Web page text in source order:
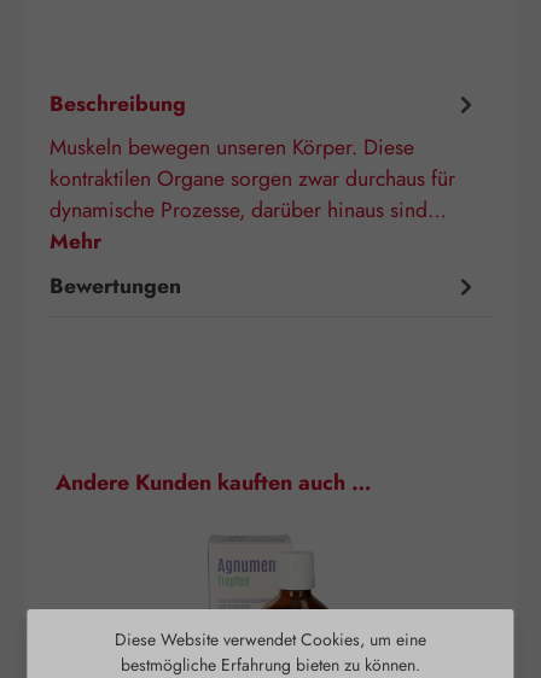
Beschreibung
Muskeln bewegen unseren Körper. Diese
kontraktilen Organe sorgen zwar durchaus für
dynamische Prozesse, darüber hinaus sind…
Mehr
Bewertungen
Produktgalerie überspringen
Andere Kunden kauften auch …
Diese Website verwendet Cookies, um eine
bestmögliche Erfahrung bieten zu können.